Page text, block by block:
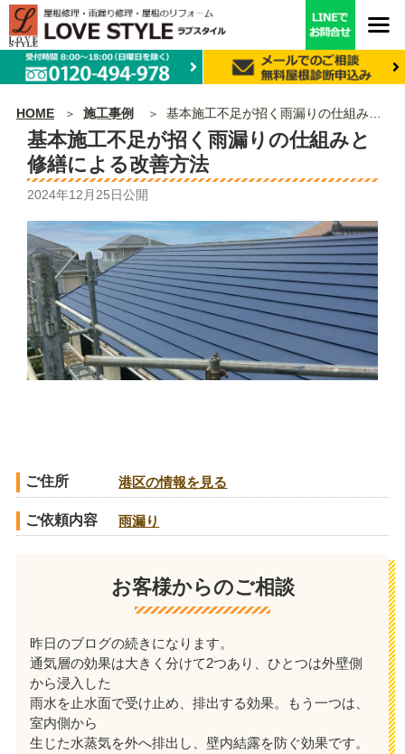
HOME 施工事例 基本施工不足が招く雨漏りの仕組みと修繕による改善方法
基本施工不足が招く雨漏りの仕組みと
修繕による改善方法
2024年12月25日公開
ご住所 港区の情報を見る
ご依頼内容 雨漏り
お客様からのご相談
昨日のブログの続きになります。
通気層の効果は大きく分けて2つあり、ひとつは外壁側
から浸入した
雨水を止水面で受け止め、排出する効果。もう一つは、
室内側から
生じた水蒸気を外へ排出し、壁内結露を防ぐ効果です。